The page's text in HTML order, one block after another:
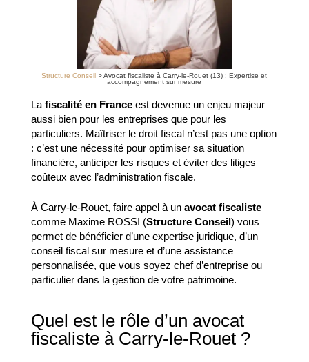
Structure Conseil >Avocat fiscaliste à Carry-le-Rouet (13) : Expertise et
accompagnement sur mesure
Lafiscalité en Franceest devenue un enjeu majeur
aussi bien pour les entreprises que pour les
particuliers. Maîtriser le droit fiscal n’est pas une option
: c’est une nécessité pour optimiser sa situation
financière, anticiper les risques et éviter des litiges
coûteux avec l’administration fiscale.
À Carry-le-Rouet, faire appel à un avocat fiscaliste
comme Maxime ROSSI (Structure Conseil) vous
permet de bénéficier d’une expertise juridique, d’un
conseil fiscal sur mesure et d’une assistance
personnalisée, que vous soyez chef d’entreprise ou
particulier dans la gestion de votre patrimoine.
Quel est le rôle d’un avocat
fiscaliste à Carry-le-Rouet ?